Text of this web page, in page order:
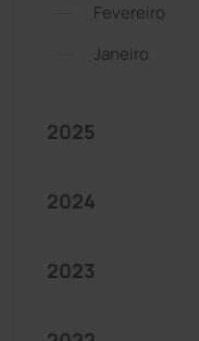
Fevereiro
Janeiro
2025
2024
2023